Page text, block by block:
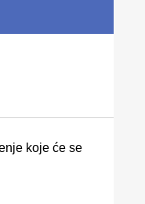
koje će se